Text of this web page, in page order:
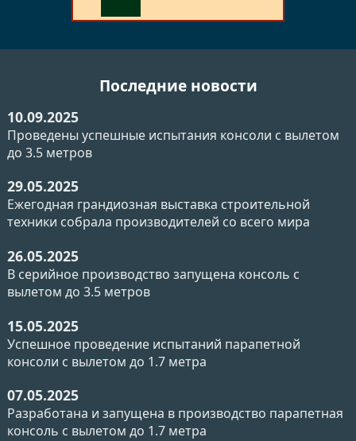
Последние новости
10.09.2025
Проведены успешные испытания консоли с вылетом
до 3.5 метров
29.05.2025
Ежегодная грандиозная выставка строительной
техники собрала производителей со всего мира
26.05.2025
В серийное производство запущена консоль с
вылетом до 3.5 метров
15.05.2025
Успешное проведение испытаний парапетной
консоли с вылетом до 1.7 метра
07.05.2025
Разработана и запущена в производство парапетная
консоль с вылетом до 1.7 метра